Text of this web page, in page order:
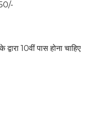
द्वारा 10वीं पास होना चाहिए